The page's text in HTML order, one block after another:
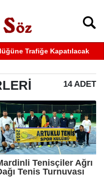
bıçaklı kavga can aldı
14 ADET
Tenisçiler Ağrı
Tenis Turnuvası